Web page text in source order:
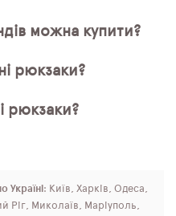
можна купити?
рюкзаки?
рюкзаки?
Україні : Київ, Харків, Одеса,
Ріг, Миколаїв, Маріуполь,